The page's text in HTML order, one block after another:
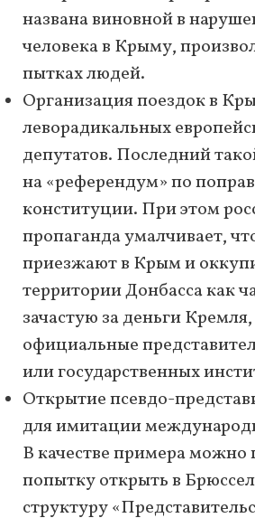
названа виновной в
человека в Крыму,
пытках людей.
Организация поездок в
леворадикальных
депутатов. Последний
на «референдум» по
конституции. При этом
пропаганда умалчивает,
приезжают в Крым и
территории Донбасса как
зачастую за деньги
официальные
или государственных
Открытие псевдо-
для имитации
В качестве примера можно
попытку открыть в
структуру